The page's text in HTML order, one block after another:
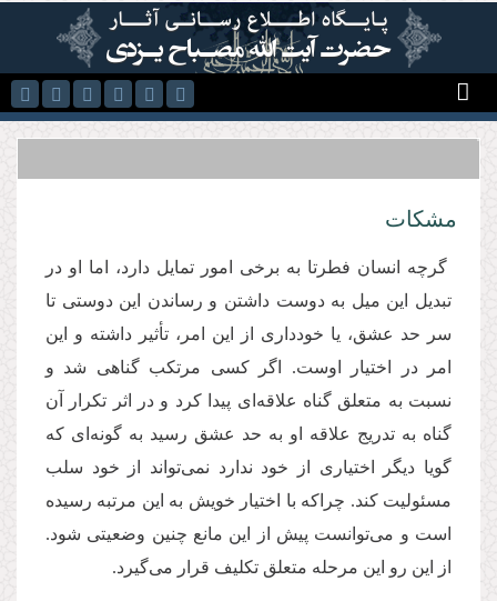
رفتن به محتوای اصلی
مشکات
گرچه انسان فطرتا به برخی امور تمایل دارد، اما او در
تبدیل این میل به دوست داشتن و رساندن این دوستی تا
سر حد عشق، یا خودداری از این امر، تأثیر داشته و این
امر در اختیار اوست. اگر کسی مرتکب گناهی شد و
نسبت به متعلق گناه علاقه‌ای پیدا کرد و در اثر تکرار آن
گناه به تدریج علاقه او به حد عشق رسید به گونه‌ای که
گویا دیگر اختیاری از خود ندارد نمی‌تواند از خود سلب
مسئولیت کند. چراکه با اختیار خویش به این مرتبه رسیده
است و می‌توانست پیش از این مانع چنین وضعیتی شود.
از این رو این مرحله متعلق تکلیف قرار می‌گیرد.